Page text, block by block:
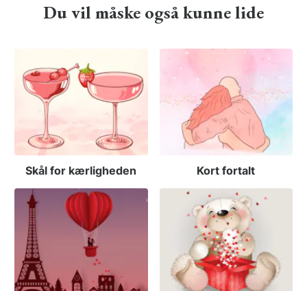
Du vil måske også kunne lide
Skål for kærligheden Kort fortalt